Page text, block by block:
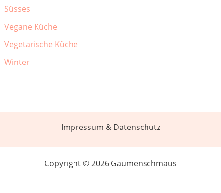
Süsses
Vegane Küche
Vegetarische Küche
Winter
Impressum & Datenschutz
Copyright © 2026 Gaumenschmaus